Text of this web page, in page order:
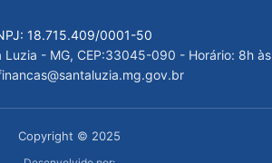
18.715.409/0001-50
- MG, CEP:33045-090 - Horário: 8h
Copyright © 2025